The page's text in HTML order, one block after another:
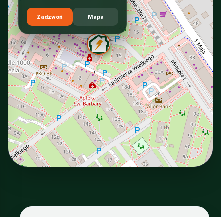
Zadzwoń Mapa
INTERACTIVE VIEW